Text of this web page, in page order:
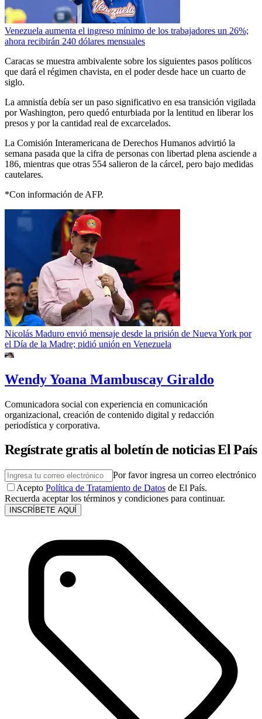
Venezuela aumenta el ingreso mínimo de los trabajadores un 26%;
ahora recibirán 240 dólares mensuales
Caracas se muestra ambivalente sobre los siguientes pasos políticos
que dará el régimen chavista, en el poder desde hace un cuarto de
siglo.
La amnistía debía ser un paso significativo en esa transición vigilada
por Washington, pero quedó enturbiada por la lentitud en liberar los
presos y por la cantidad real de excarcelados.
La Comisión Interamericana de Derechos Humanos advirtió la
semana pasada que la cifra de personas con libertad plena asciende a
186, mientras que otras 554 salieron de la cárcel, pero bajo medidas
cautelares.
*Con información de AFP.
Nicolás Maduro envió mensaje desde la prisión de Nueva York por
el Día de la Madre; pidió unión en Venezuela
Wendy Yoana Mambuscay Giraldo
Comunicadora social con experiencia en comunicación
organizacional, creación de contenido digital y redacción
periodística y corporativa.
Regístrate gratis al boletín de noticias El País
Por favor ingresa un correo electrónico
Acepto Política de Tratamiento de Datos de El País.
Recuerda aceptar los términos y condiciones para continuar.
INSCRÍBETE AQUÍ